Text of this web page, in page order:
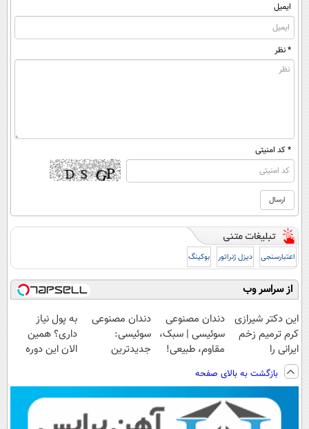
ایمیل
* نظر
* کد امنیتی
اعتبارسنجی دیزل ژنراتور بوکینگ
از سراسر وب
این دکتر شیرازی
کرم ترمیم زخم
ایرانی را
ساخت!!!
دندان مصنوعی
سوئیسی | سبک،
مقاوم، طبیعی!
رایگان+پرداخت
اقساطی😍
دندان مصنوعی
سوئیسی:
جدیدترین
پرداخت قسطی
به پول نیاز
داری؟ همین
الان این دوره
بازگشت به بالای صفحه